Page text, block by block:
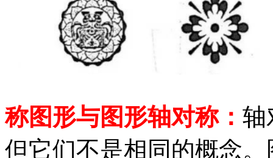
称图形与图形轴对称： 轴
但它们不是相同的概念。